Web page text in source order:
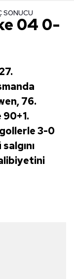
SONUCU
04 0-
76.
3-0